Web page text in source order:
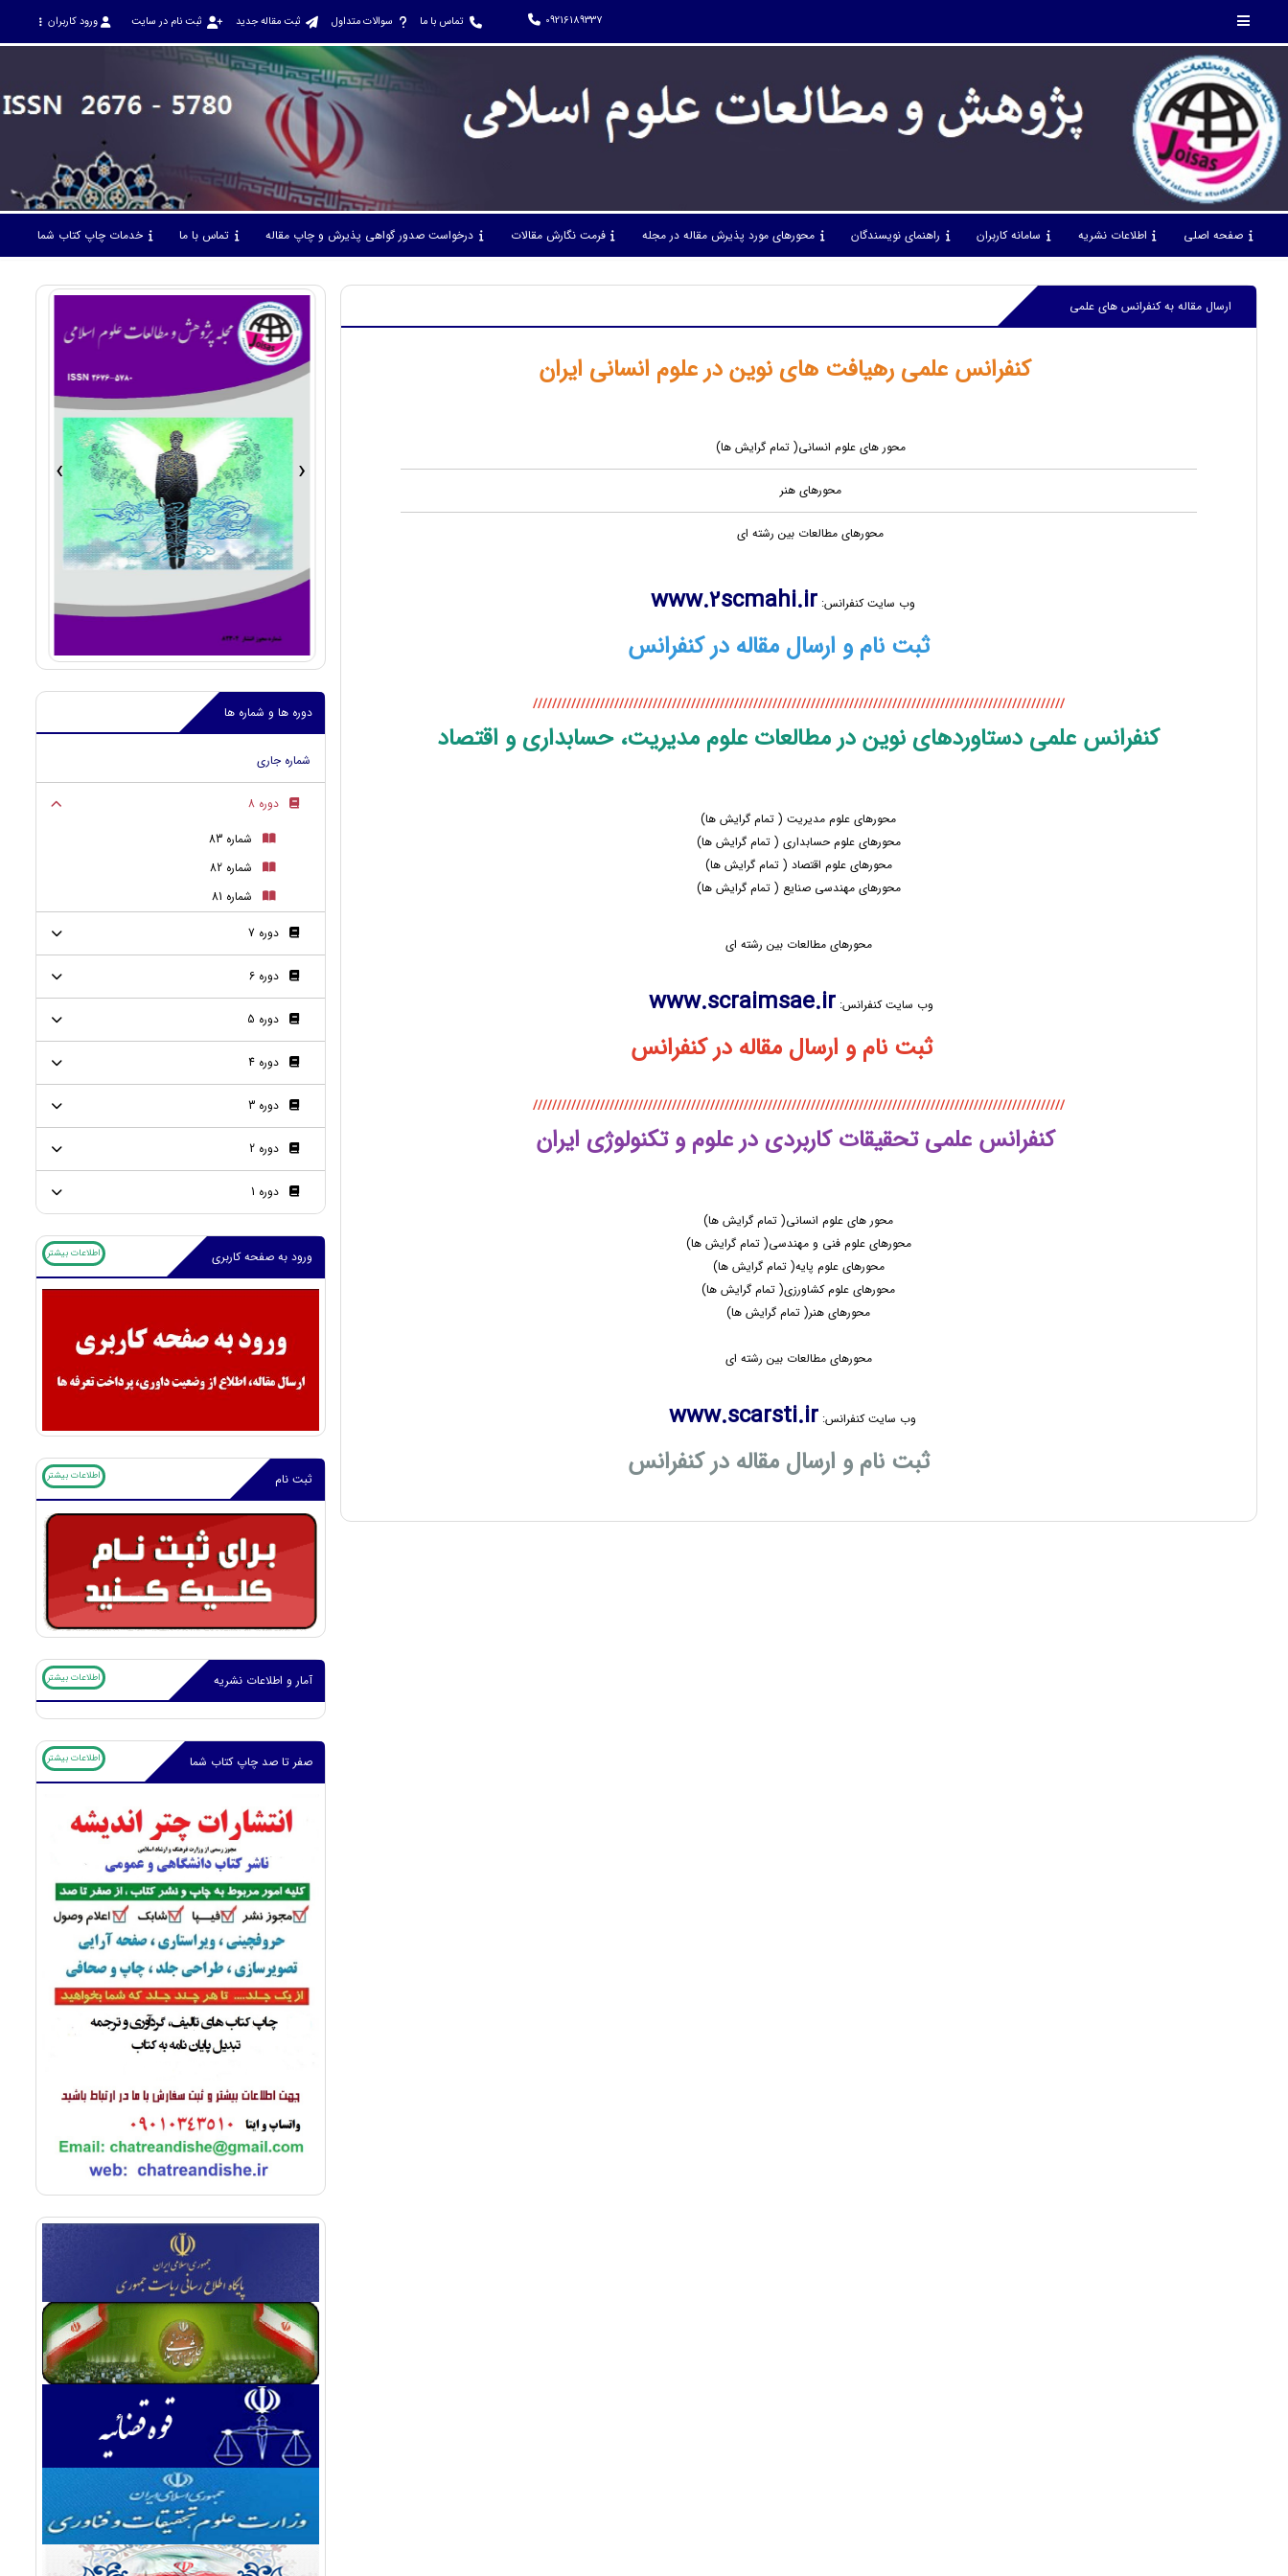
09216189337 تماس با ما سوالات متداول ثبت مقاله جدید ثبت نام در سایت ورود کاربران
صفحه اصلی اطلاعات نشریه سامانه کاربران راهنمای نویسندگان محورهای مورد پذیرش مقاله در مجله فرمت نگارش مقالات درخواست صدور گواهی پذیرش و چاپ مقاله تماس با ما خدمات چاپ کتاب شما
ارسال مقاله به کنفرانس های علمی
کنفرانس علمی رهیافت های نوین در علوم انسانی ایران
محور های علوم انسانی( تمام گرایش ها)
محورهای هنر
محورهای مطالعات بین رشته ای
وب سایت کنفرانس: www.2scmahi.ir
ثبت نام و ارسال مقاله در کنفرانس
///////////////////////////////////////////////////////////////////////////////////////////////////////////////
کنفرانس علمی دستاوردهای نوین در مطالعات علوم مدیریت، حسابداری و اقتصاد
محورهای علوم مدیریت ( تمام گرایش ها)
محورهای علوم حسابداری ( تمام گرایش ها)
محورهای علوم اقتصاد ( تمام گرایش ها)
محورهای مهندسی صنایع ( تمام گرایش ها)
محورهای مطالعات بین رشته ای
وب سایت کنفرانس: www.scraimsae.ir
ثبت نام و ارسال مقاله در کنفرانس
///////////////////////////////////////////////////////////////////////////////////////////////////////////////
کنفرانس علمی تحقیقات کاربردی در علوم و تکنولوژی ایران
محور های علوم انسانی( تمام گرایش ها)
محورهای علوم فنی و مهندسی( تمام گرایش ها)
محورهای علوم پایه( تمام گرایش ها)
محورهای علوم کشاورزی( تمام گرایش ها)
محورهای هنر( تمام گرایش ها)
محورهای مطالعات بین رشته ای
وب سایت کنفرانس: www.scarsti.ir
ثبت نام و ارسال مقاله در کنفرانس
› ‹
دوره ها و شماره ها
شماره جاری
دوره 8
شماره 83
شماره 82
شماره 81
دوره 7
دوره 6
دوره 5
دوره 4
دوره 3
دوره 2
دوره 1
ورود به صفحه کاربری اطلاعات بیشتر
ثبت نام اطلاعات بیشتر
آمار و اطلاعات نشریه اطلاعات بیشتر
صفر تا صد چاپ کتاب شما اطلاعات بیشتر